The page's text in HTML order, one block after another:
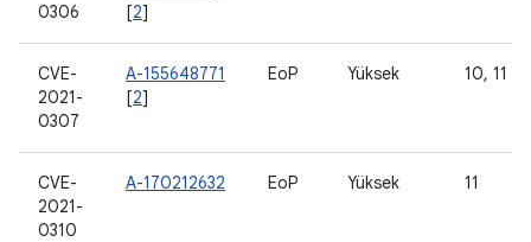
0306
[2]
CVE-
2021-
0307
A-155648771
[2]
EoP Yüksek 10, 11
CVE-
2021-
0310
A-170212632 EoP Yüksek 11